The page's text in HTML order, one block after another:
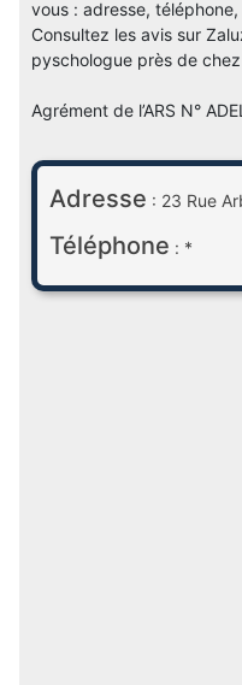
vous : adresse,
Consultez les avis sur
pyschologue près de
Agrément de l’ARS N°
Adresse : 23 Rue
Téléphone : *